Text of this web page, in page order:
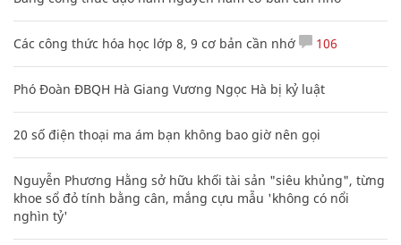
Các công thức hóa học lớp 8, 9 cơ bản cần nhớ 106
Phó Đoàn ĐBQH Hà Giang Vương Ngọc Hà bị kỷ luật
20 số điện thoại ma ám bạn không bao giờ nên gọi
Nguyễn Phương Hằng sở hữu khối tài sản "siêu khủng", từng
khoe sổ đỏ tính bằng cân, mắng cựu mẫu 'không có nổi
nghìn tỷ'